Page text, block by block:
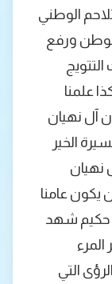
الوطني
ورفع
علمنا
آل نهيان
الخير
نهيان
يكون عامنا
حكيم شهد
التي